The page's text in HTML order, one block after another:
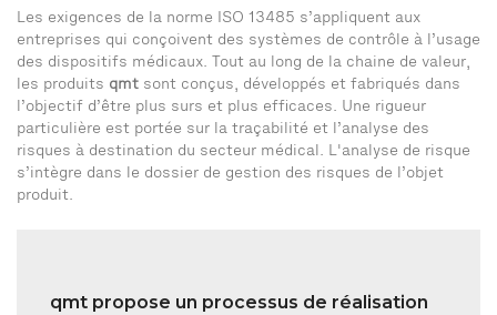
Les exigences de la norme ISO 13485 s’appliquent aux
entreprises qui conçoivent des systèmes de contrôle à l’usage
des dispositifs médicaux. Tout au long de la chaine de valeur,
les produits qmt sont conçus, développés et fabriqués dans
l’objectif d’être plus surs et plus efficaces. Une rigueur
particulière est portée sur la traçabilité et l’analyse des
risques à destination du secteur médical. L'analyse de risque
s’intègre dans le dossier de gestion des risques de l’objet
produit.
qmt propose un processus de réalisation